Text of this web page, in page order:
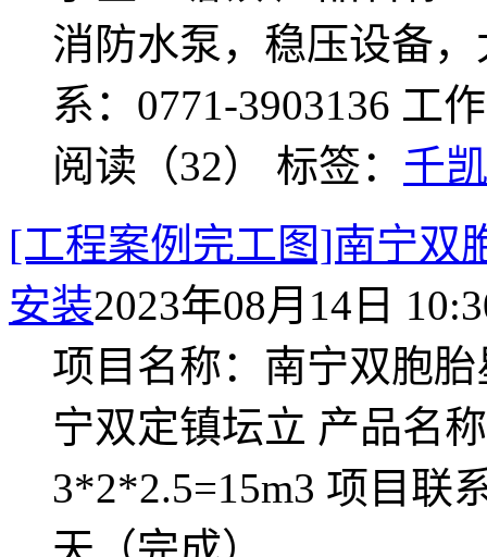
消防水泵，稳压设备
系：0771-3903136 工
阅读（32） 标签： 千
[工程案例完工图]南宁双
安装2023年08月14日
项目名称：南宁双胞
宁双定镇坛立 产品名
3*2*2.5=15m3 项目联